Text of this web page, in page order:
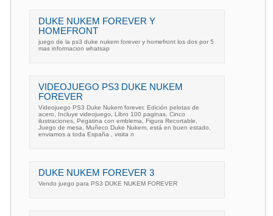
DUKE NUKEM FOREVER Y
HOMEFRONT
juego de la ps3 duke nukem forever y homefront los dos por 5
mas informacion whatsap
VIDEOJUEGO PS3 DUKE NUKEM
FOREVER
Videojuego PS3 Duke Nukem forever. Edición pelotas de
acero, Incluye videojuego, Libro 100 paginas, Cinco
ilustraciones, Pegatina con emblema, Figura Recortable,
Juego de mesa, Muñeco Duke Nukem, está en buen estado,
enviamos a toda España , visita n
DUKE NUKEM FOREVER 3
Vendo juego para PS3 DUKE NUKEM FOREVER